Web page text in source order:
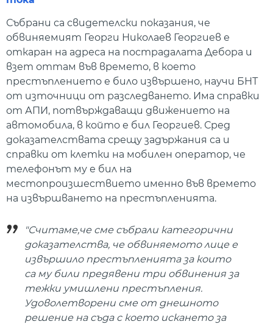
Събрани са свидетелски показания, че
обвиняемият Георги Николаев Георгиев е
откаран на адреса на пострадалата Дебора и
взет оттам във времето, в което
престъплението е било извършено, научи БНТ
от източници от разследването. Има справки
от АПИ, потвърждаващи движението на
автомобила, в който е бил Георгиев. Сред
доказателствата срещу задържания са и
справки от клетки на мобилен оператор, че
телефонът му е бил на
местопроизшествието именно във времето
на извършването на престъпленията.
"Считаме,че сме събрали категорични
доказателства, че обвиняемото лице е
извършило престъпленията за които
са му били предявени три обвинения за
тежки умишлени престъпления.
Удоволетворени сме от днешното
решение на съда с което искането за